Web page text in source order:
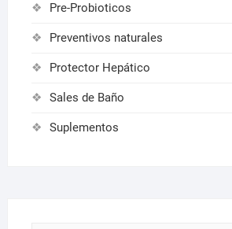
Pre-Probioticos
Preventivos naturales
Protector Hepático
Sales de Baño
Suplementos